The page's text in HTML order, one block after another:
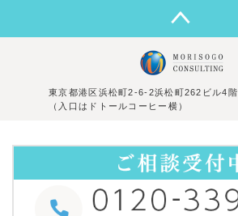
東京都港区浜松町2-6-2浜松町262ビル4階
（入口はドトールコーヒー横）